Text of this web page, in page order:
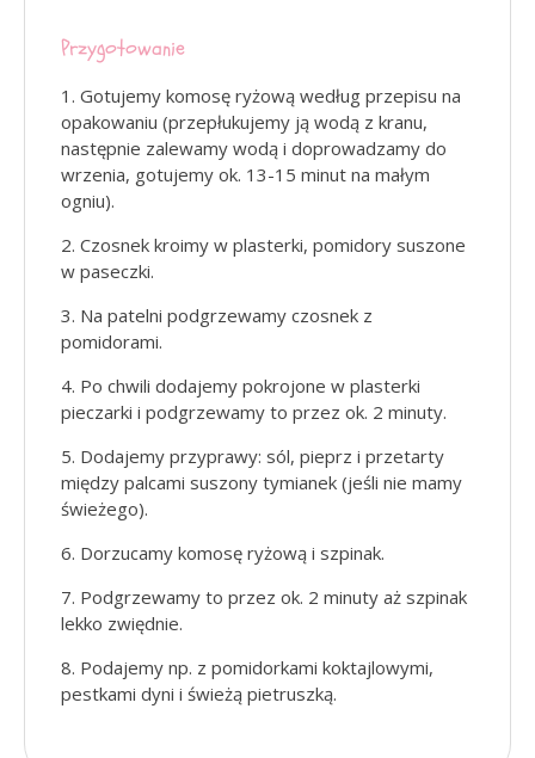
Przygotowanie
Gotujemy komosę ryżową według przepisu na
opakowaniu (przepłukujemy ją wodą z kranu,
następnie zalewamy wodą i doprowadzamy do
wrzenia, gotujemy ok. 13-15 minut na małym
ogniu).
Czosnek kroimy w plasterki, pomidory suszone
w paseczki.
Na patelni podgrzewamy czosnek z
pomidorami.
Po chwili dodajemy pokrojone w plasterki
pieczarki i podgrzewamy to przez ok. 2 minuty.
Dodajemy przyprawy: sól, pieprz i przetarty
między palcami suszony tymianek (jeśli nie mamy
świeżego).
Dorzucamy komosę ryżową i szpinak.
Podgrzewamy to przez ok. 2 minuty aż szpinak
lekko zwiędnie.
Podajemy np. z pomidorkami koktajlowymi,
pestkami dyni i świeżą pietruszką.